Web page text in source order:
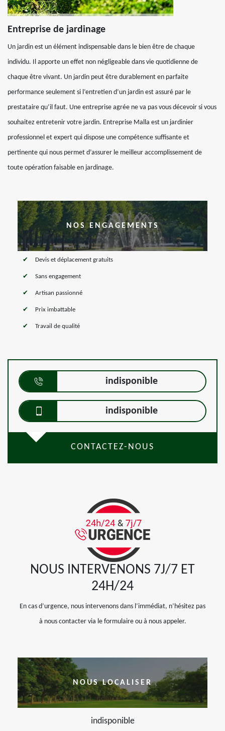
Entreprise de jardinage
Un jardin est un élément indispensable dans le bien être de chaque
individu. Il apporte un effet non négligeable dans vie quotidienne de
chaque être vivant. Un jardin peut être durablement en parfaite
performance seulement si l’entretien d’un jardin est assuré par le
prestataire qu’il faut. Une entreprise agrée ne va pas vous décevoir si vous
souhaitez entretenir votre jardin. Entreprise Malla est un jardinier
professionnel et expert qui dispose une compétence suffisante et
pertinente qui nous permet d’assurer le meilleur accomplissement de
toute opération faisable en jardinage.
NOS ENGAGEMENTS
Devis et déplacement gratuits
Sans engagement
Artisan passionné
Prix imbattable
Travail de qualité
indisponible
indisponible
CONTACTEZ-NOUS
NOUS INTERVENONS 7J/7 ET
24H/24
En cas d’urgence, nous intervenons dans l’immédiat, n’hésitez pas
à nous contacter via le formulaire ou à nous appeler.
NOUS LOCALISER
indisponible